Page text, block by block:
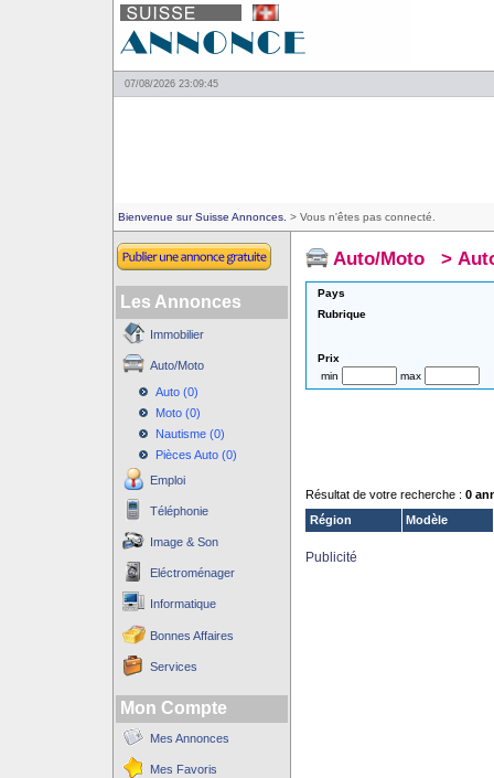
07/08/2026 23:09:45
Bienvenue sur Suisse Annonces. > Vous n'êtes pas connecté.
Les Annonces
Immobilier
Auto/Moto
Auto (0)
Moto (0)
Nautisme (0)
Pièces Auto (0)
Emploi
Téléphonie
Image & Son
Eléctroménager
Informatique
Bonnes Affaires
Services
Mon Compte
Mes Annonces
Mes Favoris
Auto/Moto >
Pays
Rubrique
Prix
min
max
Résultat de votre recherche : 0
Région
Modèle
Publicité